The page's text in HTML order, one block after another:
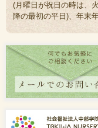
(月曜日が祝日の時は、
降の最初の平日)、年末